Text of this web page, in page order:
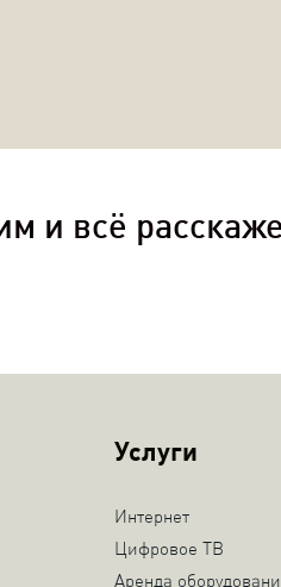
и всё
Услуги
Интернет
Цифровое ТВ
Аренда